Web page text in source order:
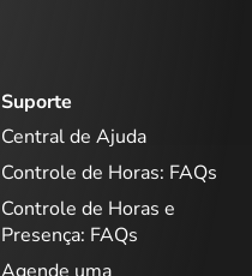
Suporte
Central de Ajuda
Controle de Horas: FAQs
Controle de Horas e
Presença: FAQs